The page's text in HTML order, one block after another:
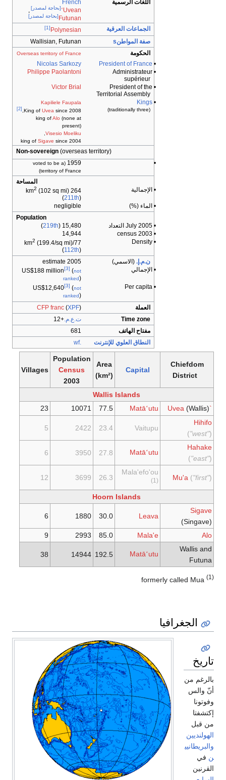
اللغات الرسمية
French
ʻUvean [بحاجة لمصدر] ,
Futunan [بحاجة لمصدر]
الجماعات العرقية Polynesian
[1]
صفة المواطنs
Wallisian, Futunan
الحكومة
Overseas territory of France
•
President of France
Nicolas Sarkozy
• Administrateur
supérieur
Philippe Paolantoni
• President of the
Territorial Assembly
Victor Brial
•
Kings
(traditionally three)
Kapiliele Faupala
King of Uvea since 2008,
[2]
king ofAlo (none at
present)
Visesio Moeliku
king of Sigave since 2004
Non-sovereign(overseas territory)
•
1959
(voted to be a
territory of France)
المساحة
• الإجمالية
264 km
2 (102 sq mi)
(211th)
• الماء (%)
negligible
Population
• July 2005 التعداد
15,480 (
219th
)
• 2003 census
14,944
• Density
77/km
2 (199.4/sq mi)
(112th)
ن.م.إ. (الاسمي)
2005 estimate
• الإجمالي
US$188 million [3] (not
ranked)
• Per capita
US$12,640 [3] (not
ranked)
العملة
CFP franc(XPF)
Time zone
ت.ع.م.+12
مفتاح الهاتف
681
النطاق العلوي للإنترنت
.wf
Chiefdom
Capital
Area
(km²)
Population
Census
2003
Villages
Wallis Islands
`Uvea
(Wallis)
Matāʻutu
77.5
10071
23
Hihifo
("west")
Vaitupu
23.4
2422
5
Hahake
("east")
Matāʻutu
27.8
3950
6
Mu'a ("first")
Mala'efo'ou
(1)
26.3
3699
12
Hoorn Islands
Sigave
(Singave)
Leava
30.0
1880
6
Alo
Mala'e
85.0
2993
9
Wallis and
Futuna
Matāʻutu
192.5
14944
38
(1)
الجغرافيا
تاريخ
بالرغم من
أنّ والس
وفوتونا
إكتشفتا
من قبل
الهولنديين
والبريطانيي
ن في
القرنين